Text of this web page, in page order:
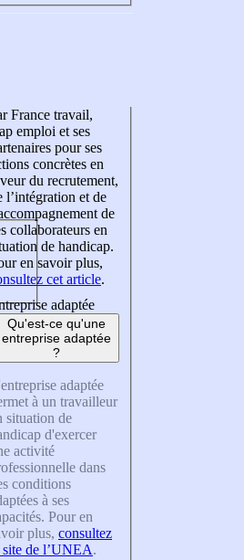
France travail,
emploi et ses
pour ses
concrètes en
du recrutement,
l’intégration et de
de
collaborateurs en
de handicap.
en savoir plus,
cet article.
adaptée
Qu'est-ce qu'une
entreprise adaptée
?
adaptée
à un travailleur
situation de
d'exercer
activité
dans
conditions
à ses
Pour en
plus, consultez
site de l’UNEA.